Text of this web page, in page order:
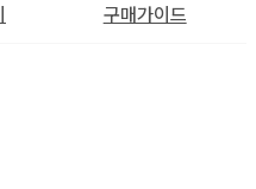
구매가이드